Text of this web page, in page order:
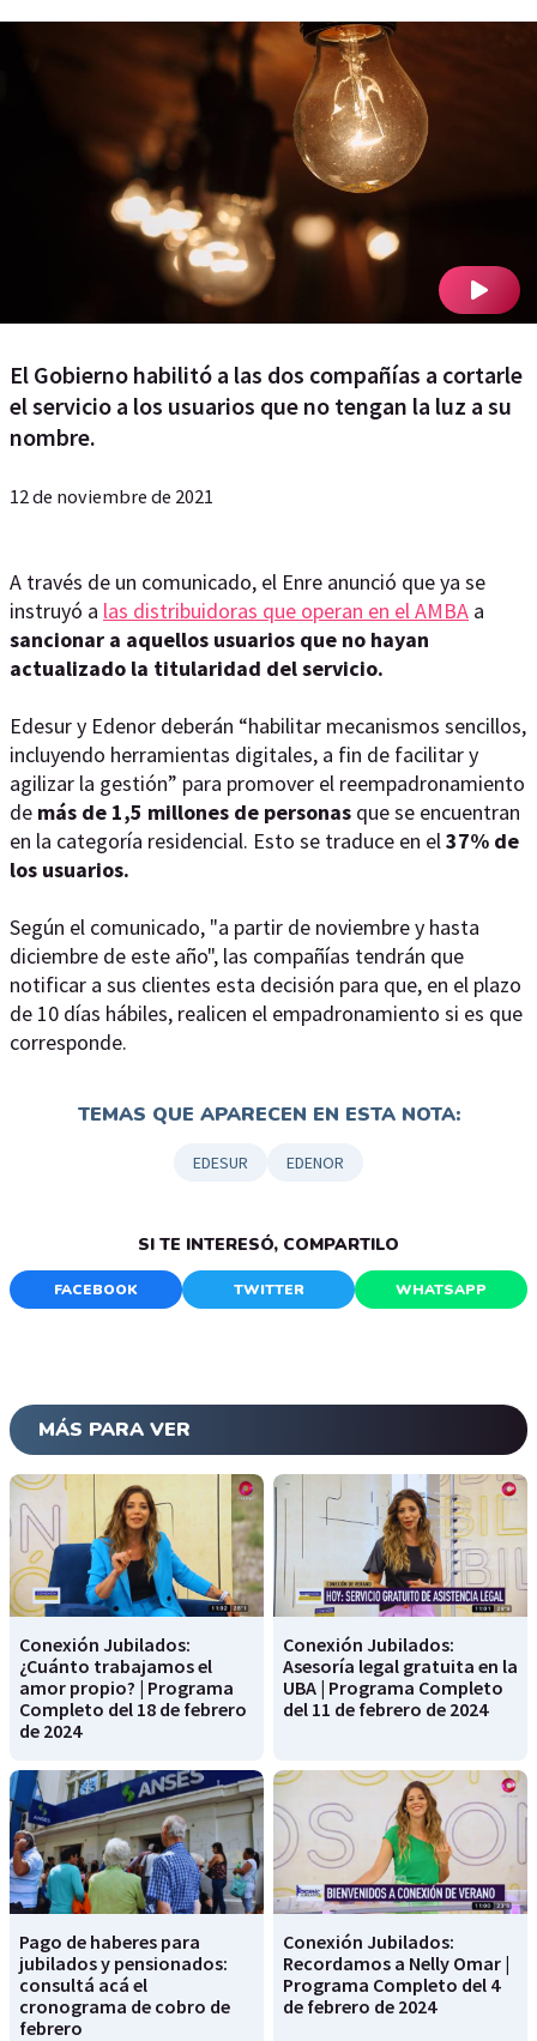
El Gobierno habilitó a las dos compañías a cortarle
el servicio a los usuarios que no tengan la luz a su
nombre.
12 de noviembre de 2021
A través de un comunicado, el Enre anunció que ya se
instruyó a las distribuidoras que operan en el AMBA a
sancionar a aquellos usuarios que no hayan
actualizado la titularidad del servicio.
Edesur y Edenor deberán “habilitar mecanismos sencillos,
incluyendo herramientas digitales, a fin de facilitar y
agilizar la gestión” para promover el reempadronamiento
de más de 1,5 millones de personas que se encuentran
en la categoría residencial. Esto se traduce en el37% de
los usuarios.
Según el comunicado, "a partir de noviembre y hasta
diciembre de este año", las compañías tendrán que
notificar a sus clientes esta decisión para que, en el plazo
de 10 días hábiles, realicen el empadronamiento si es que
corresponde.
TEMAS QUE APARECEN EN ESTA NOTA:
EDESUR EDENOR
SI TE INTERESÓ, COMPARTILO
FACEBOOK TWITTER WHATSAPP
MÁS PARA VER
Conexión Jubilados:
¿Cuánto trabajamos el
amor propio? | Programa
Completo del 18 de febrero
de 2024
Conexión Jubilados:
Asesoría legal gratuita en la
UBA | Programa Completo
del 11 de febrero de 2024
Pago de haberes para
jubilados y pensionados:
consultá acá el
cronograma de cobro de
febrero
Conexión Jubilados:
Recordamos a Nelly Omar |
Programa Completo del 4
de febrero de 2024